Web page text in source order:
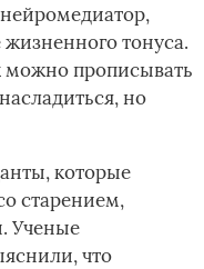
тонуса.
прописывать
но
которые
старением,
Ученые
что